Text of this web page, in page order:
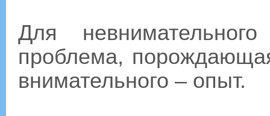
Для
проблема,
внимательного – опыт.